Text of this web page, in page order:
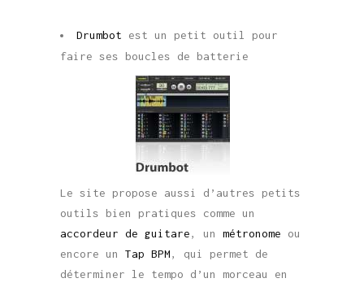
Drumbot est un petit outil pour
faire ses boucles de batterie
Le site propose aussi d’autres petits
outils bien pratiques comme un
accordeur de guitare, un métronome ou
encore un Tap BPM, qui permet de
déterminer le tempo d’un morceau en